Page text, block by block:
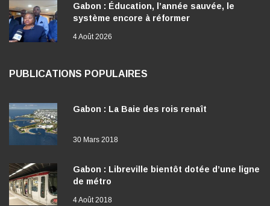
Gabon : Éducation, l’année sauvée, le
système encore à réformer
4 Août 2026
PUBLICATIONS POPULAIRES
Gabon : La Baie des rois renaît
30 Mars 2018
Gabon : Libreville bientôt dotée d’une ligne
de métro
4 Août 2018